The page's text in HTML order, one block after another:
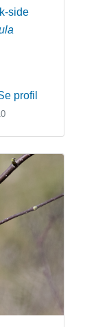
side
profil